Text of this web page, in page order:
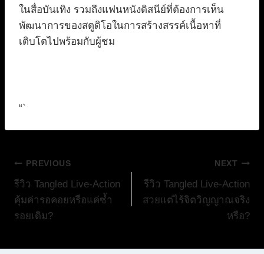
ในสื่อบันเทิง รวมถึงแฟนหนังดิสนีย์ที่ต้องการเห็น
พัฒนาการของสตูดิโอในการสร้างสรรค์เนื้อหาที่
เติบโตไปพร้อมกับผู้ชม
“`
แนะแนว
เรื่อง
PREVIOUS
รีวิว Tangled Live-Action
คุ้มค่ารอคอยหรือแค่ซ้ำ
รอยเดิม?
NEXT
รีวิว Tangled Live-Action
สวยแต่ไร้จิตวิญญาณจริง
หรือ?